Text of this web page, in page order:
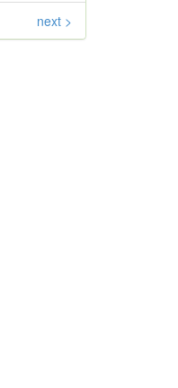
next >